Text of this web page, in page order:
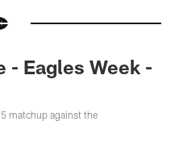
- Eagles Week -
matchup against the